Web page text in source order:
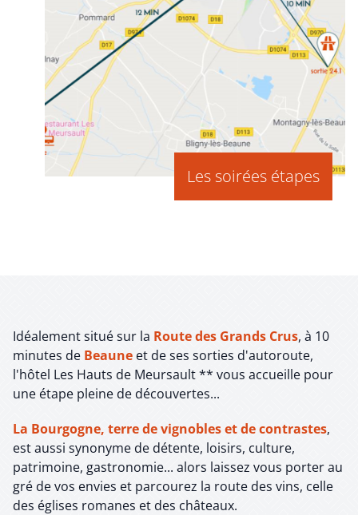
Les soirées étapes
Idéalement situé sur la Route des Grands Crus, à 10
minutes de Beaune et de ses sorties d'autoroute,
l'hôtel Les Hauts de Meursault ** vous accueille pour
une étape pleine de découvertes...
La Bourgogne, terre de vignobles et de contrastes,
est aussi synonyme de détente, loisirs, culture,
patrimoine, gastronomie... alors laissez vous porter au
gré de vos envies et parcourez la route des vins, celle
des églises romanes et des châteaux.